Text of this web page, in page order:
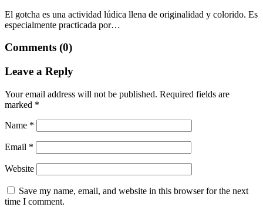
El gotcha es una actividad lúdica llena de originalidad y colorido. Es
especialmente practicada por…
Comments (0)
Leave a Reply
Your email address will not be published. Required fields are
marked *
Name *
Email *
Website
Save my name, email, and website in this browser for the next
time I comment.